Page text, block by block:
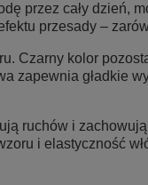
przez cały dzień,
przesady –
Czarny kolor
zapewnia gładkie
ruchów i
i elastyczność